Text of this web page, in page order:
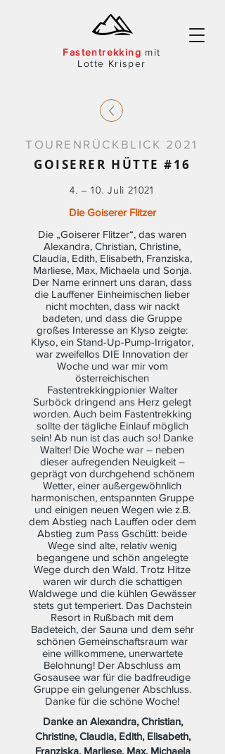
Fastentrekking mit
Lotte Krisper
TOURENRÜCKBLICK 2021
GOISERER HÜTTE #16
4. – 10. Juli 21021
Die Goiserer Flitzer
Die „Goiserer Flitzer“, das waren
Alexandra, Christian, Christine,
Claudia, Edith, Elisabeth, Franziska,
Marliese, Max, Michaela und Sonja.
Der Name erinnert uns daran, dass
die Lauffener Einheimischen lieber
nicht mochten, dass wir nackt
badeten, und dass die Gruppe
großes Interesse an Klyso zeigte:
Klyso, ein Stand-Up-Pump-Irrigator,
war zweifellos DIE Innovation der
Woche und war mir vom
österreichischen
Fastentrekkingpionier Walter
Surböck dringend ans Herz gelegt
worden. Auch beim Fastentrekking
sollte der tägliche Einlauf möglich
sein! Ab nun ist das auch so! Danke
Walter! Die Woche war – neben
dieser aufregenden Neuigkeit –
geprägt von durchgehend schönem
Wetter, einer außergewöhnlich
harmonischen, entspannten Gruppe
und einigen neuen Wegen wie z.B.
dem Abstieg nach Lauffen oder dem
Abstieg zum Pass Gschütt: beide
Wege sind alte, relativ wenig
begangene und schön angelegte
Wege durch den Wald. Trotz Hitze
waren wir durch die schattigen
Waldwege und die kühlen Gewässer
stets gut temperiert. Das Dachstein
Resort in Rußbach mit dem
Badeteich, der Sauna und dem sehr
schönen Gemeinschaftsraum war
eine willkommene, unerwartete
Belohnung! Der Abschluss am
Gosausee war für die badfreudige
Gruppe ein gelungener Abschluss.
Danke für die schöne Woche!
Danke an Alexandra, Christian,
Christine, Claudia, Edith, Elisabeth,
Franziska, Marliese, Max, Michaela